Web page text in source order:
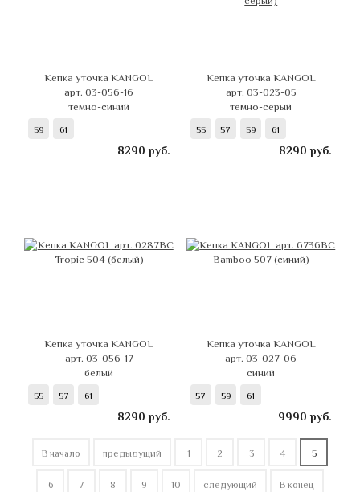
Кепка уточка KANGOL
арт. 03-056-16
темно-синий
59 61
8290 руб.
Кепка уточка KANGOL
арт. 03-023-05
темно-серый
55 57 59 61
8290 руб.
Кепка уточка KANGOL
арт. 03-056-17
белый
55 57 61
8290 руб.
Кепка уточка KANGOL
арт. 03-027-06
синий
57 59 61
9990 руб.
В начало предыдущий 1 2 3 4 5
6 7 8 9 10 следующий В конец